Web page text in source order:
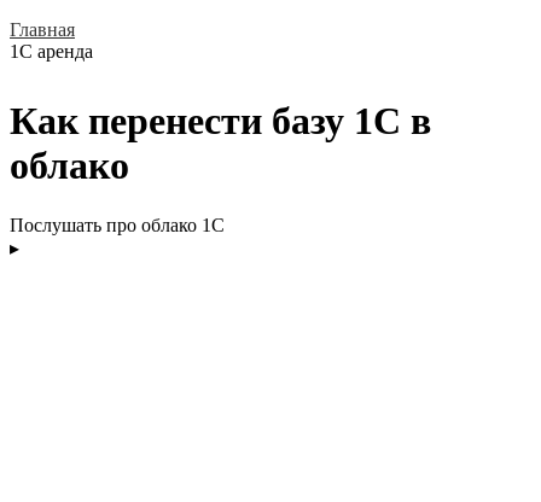
Главная
1С аренда
Как перенести базу 1С в
облако
Послушать про облако 1С
▸